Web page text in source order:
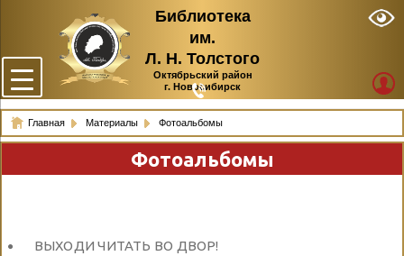
Библиотека
им.
Л. Н. Толстого
Октябрьский район
г. Новосибирск
Главная Материалы Фотоальбомы
Фотоальбомы
ВЫХОДИ ЧИТАТЬ ВО ДВОР!